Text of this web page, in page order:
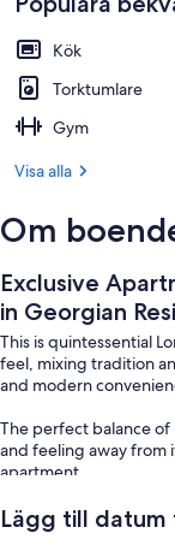
Kök
Torktumlare
Gym
Visa alla
Om
Exclusive
in Georgian
This is quintessential
feel, mixing tradition
and modern
The perfect balance of
and feeling away from
apartment.
Accessed through a
Lägg till datum